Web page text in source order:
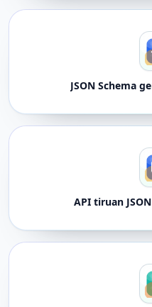
JSON Schema
API tiruan